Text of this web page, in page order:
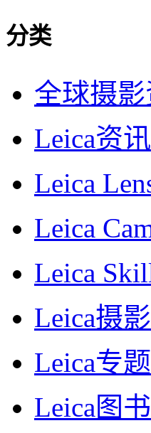
分类
全球摄
Leica资讯
Leica
Leica
Leica
Leica摄
Leica专
Leica图